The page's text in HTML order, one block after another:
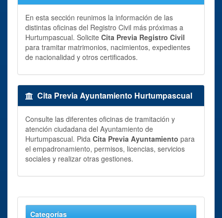
En esta sección reunimos la información de las
distintas oficinas del Registro Civil más próximas a
Hurtumpascual. Solicite Cita Previa Registro Civil
para tramitar matrimonios, nacimientos, expedientes
de nacionalidad y otros certificados.
Cita Previa Ayuntamiento Hurtumpascual
Consulte las diferentes oficinas de tramitación y
atención ciudadana del Ayuntamiento de
Hurtumpascual. Pida Cita Previa Ayuntamiento para
el empadronamiento, permisos, licencias, servicios
sociales y realizar otras gestiones.
Categorías